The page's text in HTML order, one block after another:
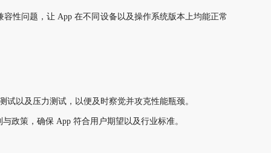
容性问题，让 App 在不同设备以及操作系统版本上均能正常
以及压力测试，以便及时察觉并攻克性能瓶颈。
与政策，确保 App 符合用户期望以及行业标准。